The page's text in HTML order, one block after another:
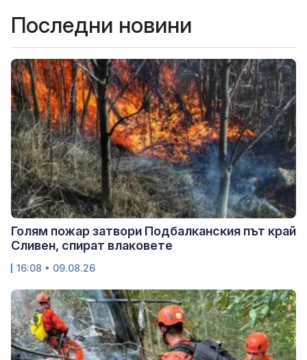
Последни новини
Голям пожар затвори Подбалканския път край
Сливен, спират влаковете
16:08 • 09.08.26